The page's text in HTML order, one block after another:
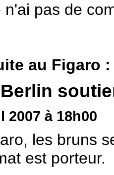
n'ai pas de
au Figaro :
2007 à 18h00
les bruns
est porteur.